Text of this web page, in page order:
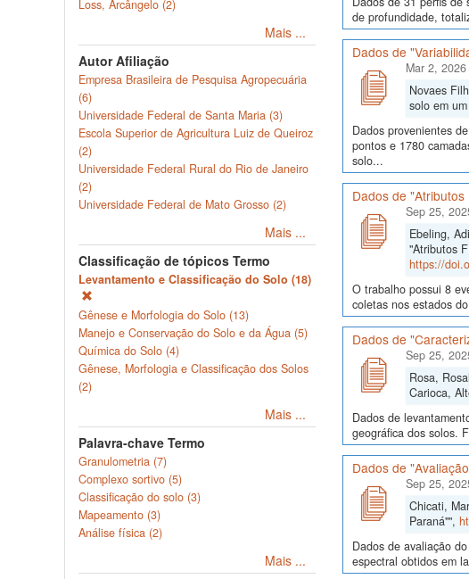
Loss, Arcângelo (2)
Mais ...
Autor Afiliação
Empresa Brasileira de Pesquisa Agropecuária
(6)
Universidade Federal de Santa Maria (3)
Escola Superior de Agricultura Luiz de Queiroz
(2)
Universidade Federal Rural do Rio de Janeiro
(2)
Universidade Federal de Mato Grosso (2)
Mais ...
Classificação de tópicos Termo
Levantamento e Classificação do Solo (18)
Gênese e Morfologia do Solo (13)
Manejo e Conservação do Solo e da Água (5)
Química do Solo (4)
Gênese, Morfologia e Classificação dos Solos
(2)
Mais ...
Palavra-chave Termo
Granulometria (7)
Complexo sortivo (5)
Classificação do solo (3)
Mapeamento (3)
Análise física (2)
Mais ...
de profundidade,
Dados de
Mar 2, 2026
Novaes
solo em
Dados provenientes
pontos e 1780
solo...
Dados de
Sep 25,
Ebeling,
"Atributos
https://
O trabalho possui 8
coletas nos estados
Dados de
Sep 25,
Rosa,
Carioca,
Dados de
geográfica dos solos.
Dados de
Sep 25,
Chicati,
Paraná"",
Dados de avaliação
espectral obtidos em